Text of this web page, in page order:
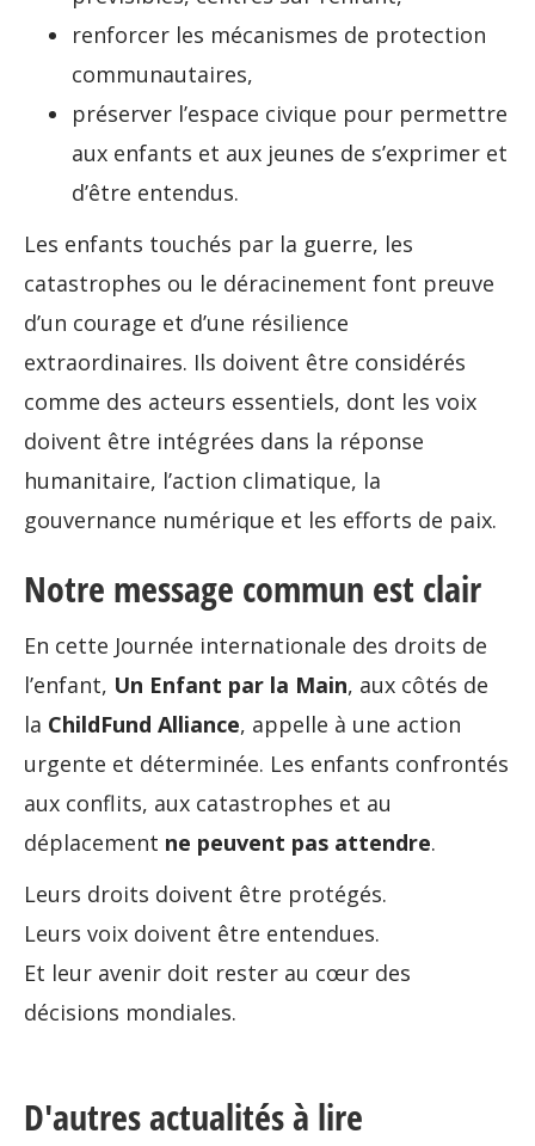
renforcer les mécanismes de protection
communautaires,
préserver l’espace civique pour permettre
aux enfants et aux jeunes de s’exprimer et
d’être entendus.
Les enfants touchés par la guerre, les
catastrophes ou le déracinement font preuve
d’un courage et d’une résilience
extraordinaires. Ils doivent être considérés
comme des acteurs essentiels, dont les voix
doivent être intégrées dans la réponse
humanitaire, l’action climatique, la
gouvernance numérique et les efforts de paix.
Notre message commun est clair
En cette Journée internationale des droits de
l’enfant, Un Enfant par la Main, aux côtés de
la ChildFund Alliance, appelle à une action
urgente et déterminée. Les enfants confrontés
aux conflits, aux catastrophes et au
déplacement ne peuvent pas attendre.
Leurs droits doivent être protégés.
Leurs voix doivent être entendues.
Et leur avenir doit rester au cœur des
décisions mondiales.
D'autres actualités à lire